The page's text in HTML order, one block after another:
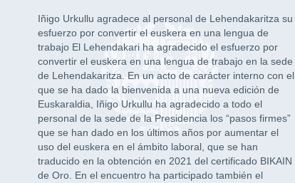
Iñigo Urkullu agradece al personal de Lehendakaritza su
esfuerzo por convertir el euskera en una lengua de
trabajo El Lehendakari ha agradecido el esfuerzo por
convertir el euskera en una lengua de trabajo en la sede
de Lehendakaritza. En un acto de carácter interno con el
que se ha dado la bienvenida a una nueva edición de
Euskaraldia, Iñigo Urkullu ha agradecido a todo el
personal de la sede de la Presidencia los “pasos firmes”
que se han dado en los últimos años por aumentar el
uso del euskera en el ámbito laboral, que se han
traducido en la obtención en 2021 del certificado BIKAIN
de Oro. En el encuentro ha participado también el